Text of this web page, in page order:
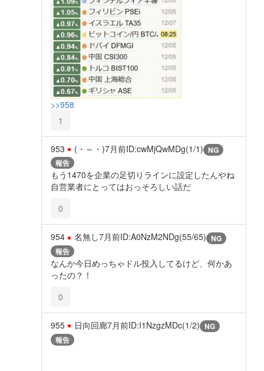
>>958
1
953 (⁠・⁠～⁠・⁠⁠)7月前ID:cwMjQwMDg(1/1) NG
報告
もう1470を企業の足切りラインに設定したんやね
自営業者にとってはおっそろしい話だ
0
954 名無し7月前ID:A0NzM2NDg(55/65) NG
報告
なんか今日めっちゃドル投入してるけど、何かあ
ったの？！
0
955 日向回廊7月前ID:I1NzgzMDc(1/2) NG
報告